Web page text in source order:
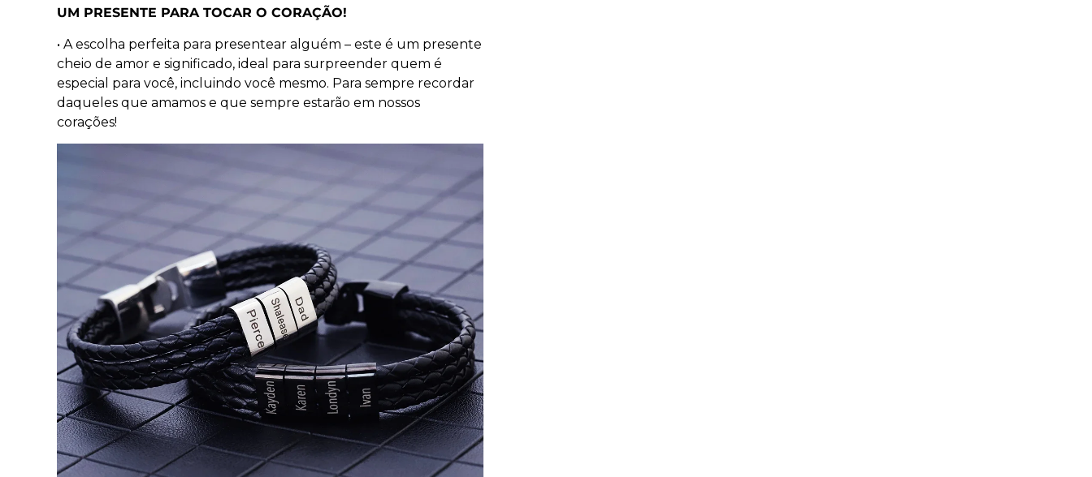
UM PRESENTE PARA TOCAR O CORAÇÃO!
• A escolha perfeita para presentear alguém – este é um presente
cheio de amor e significado, ideal para surpreender quem é
especial para você, incluindo você mesmo. Para sempre recordar
daqueles que amamos e que sempre estarão em nossos
corações!